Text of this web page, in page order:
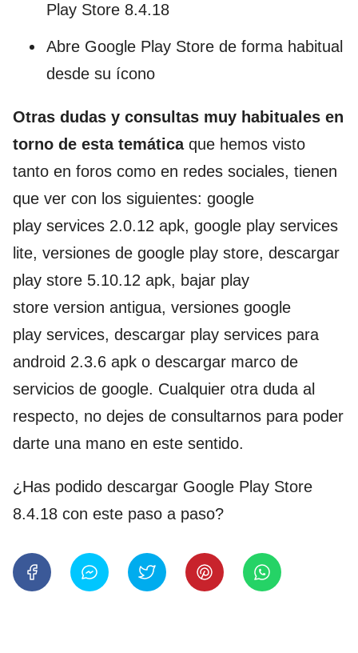
Play Store 8.4.18
Abre Google Play Store de forma habitual
desde su ícono
Otras dudas y consultas muy habituales en
torno de esta temáticaque hemos visto
tanto en foros como en redes sociales, tienen
que ver con los siguientes: google
play services 2.0.12 apk, google play services
lite, versiones de google play store, descargar
play store 5.10.12 apk, bajar play
store version antigua, versiones google
play services, descargar play services para
android 2.3.6 apk o descargar marco de
servicios de google. Cualquier otra duda al
respecto, no dejes de consultarnos para poder
darte una mano en este sentido.
¿Has podido descargar Google Play Store
8.4.18 con este paso a paso?